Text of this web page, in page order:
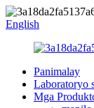
English
Panimalay
Laboratoryo
Mga